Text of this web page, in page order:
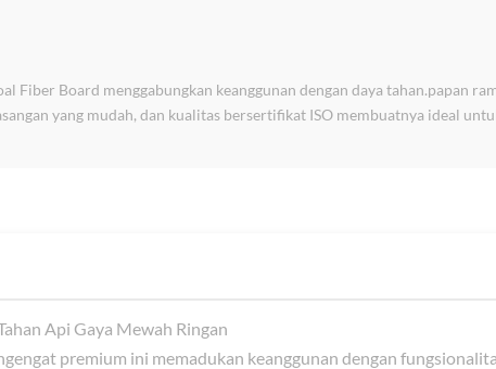
Board menggabungkan keanggunan dengan daya tahan.papan
yang mudah, dan kualitas bersertifikat ISO membuatnya ideal
Api Gaya Mewah Ringan
premium ini memadukan keanggunan dengan